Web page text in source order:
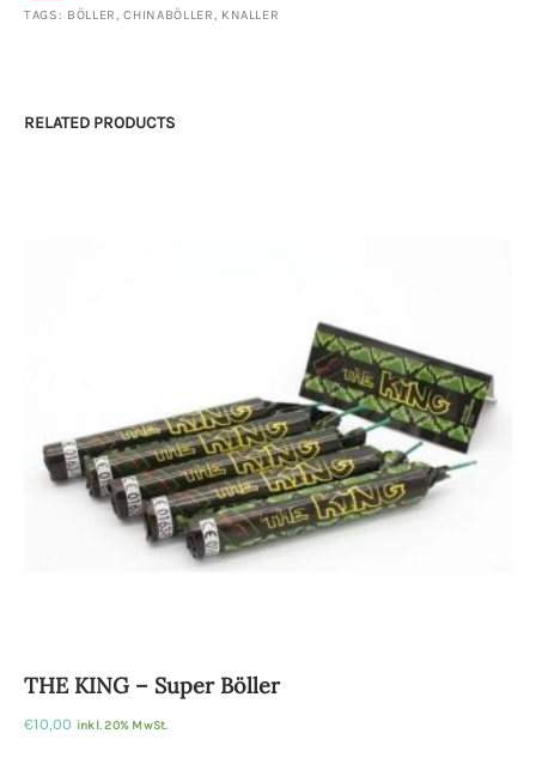
TAGS: BÖLLER,CHINABÖLLER, KNALLER
RELATED PRODUCTS
THE KING – Super Böller
€10,00 inkl. 20% MwSt.